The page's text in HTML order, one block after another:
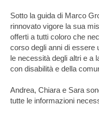
Sotto la guida di Marco
rinnovato vigore la sua
offerti a tutti coloro che
corso degli anni di essere
le necessità degli altri e a
con disabilità e della
Andrea, Chiara e Sara
tutte le informazioni